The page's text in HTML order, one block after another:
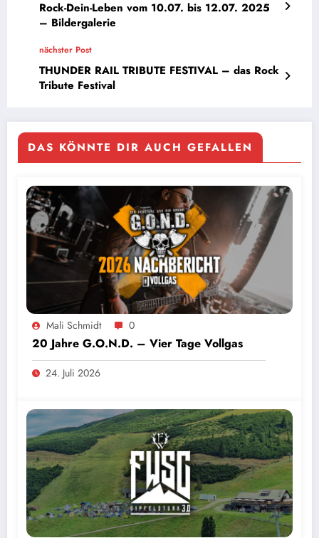
Rock-Dein-Leben vom 10.07. bis 12.07. 2025
– Bildergalerie
nächster Post
THUNDER RAIL TRIBUTE FESTIVAL – das Rock
Tribute Festival
DAS KÖNNTE DIR AUCH GEFALLEN
Mali Schmidt 0
20 Jahre G.O.N.D. – Vier Tage Vollgas
24. Juli 2026